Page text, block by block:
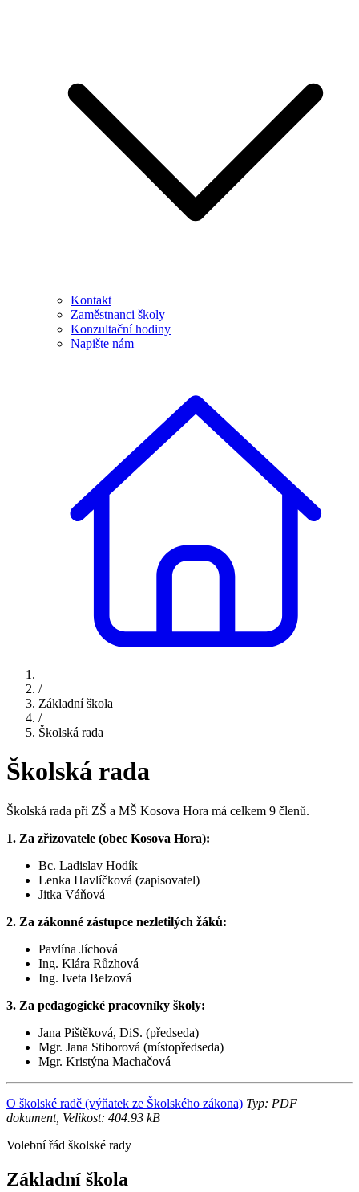
Kontakt
Zaměstnanci školy
Konzultační hodiny
Napište nám
/
Základní škola
/
Školská rada
Školská rada
Školská rada při ZŠ a MŠ Kosova Hora má celkem 9 členů.
1. Za zřizovatele (obec Kosova Hora):
Bc. Ladislav Hodík
Lenka Havlíčková (zapisovatel)
Jitka Váňová
2. Za zákonné zástupce nezletilých žáků:
Pavlína Jíchová
Ing. Klára Růzhová
Ing. Iveta Belzová
3. Za pedagogické pracovníky školy:
Jana Pištěková, DiS. (předseda)
Mgr. Jana Stiborová (místopředseda)
Mgr. Kristýna Machačová
O školské radě (výňatek ze Školského zákona) Typ: PDF
dokument, Velikost: 404.93 kB
Volební řád školské rady
Základní škola